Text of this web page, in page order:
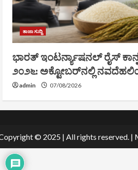
ತಾಜಾ ಸುದ್ದಿ
ಭಾರತ್ ಇಂಟರ್ನ್ಯಾಷನಲ್ ರೈಸ್
೨೦೨೬: ಅಕ್ಟೋಬರ್‌ನಲ್ಲಿ
admin 07/08/2026
© 2025 | All rights reserved. |